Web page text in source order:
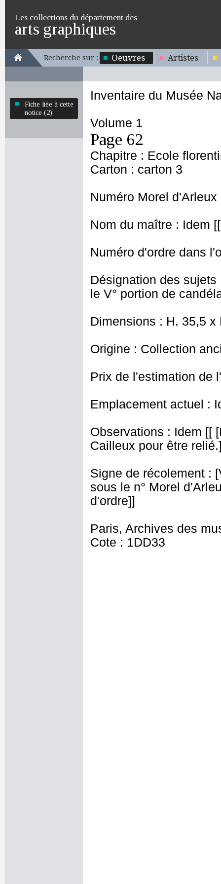
Les collections du département des
arts graphiques
Recherche sur : Oeuvres Artistes
Fiche liée à cette
notice (2)
Inventaire du Musée
Volume 1
Page 62
Chapitre : Ecole
Carton : carton 3
Numéro Morel d'Arleux
Nom du maître : Idem
Numéro d'ordre dans
Désignation des
le V° portion de
Dimensions : H. 35,5 x
Origine : Collection
Prix de l'estimation de
Emplacement actuel :
Observations : Idem [[
Cailleux pour être
Signe de récolement :
sous le n° Morel
d'ordre]]
Paris, Archives des
Cote : 1DD33